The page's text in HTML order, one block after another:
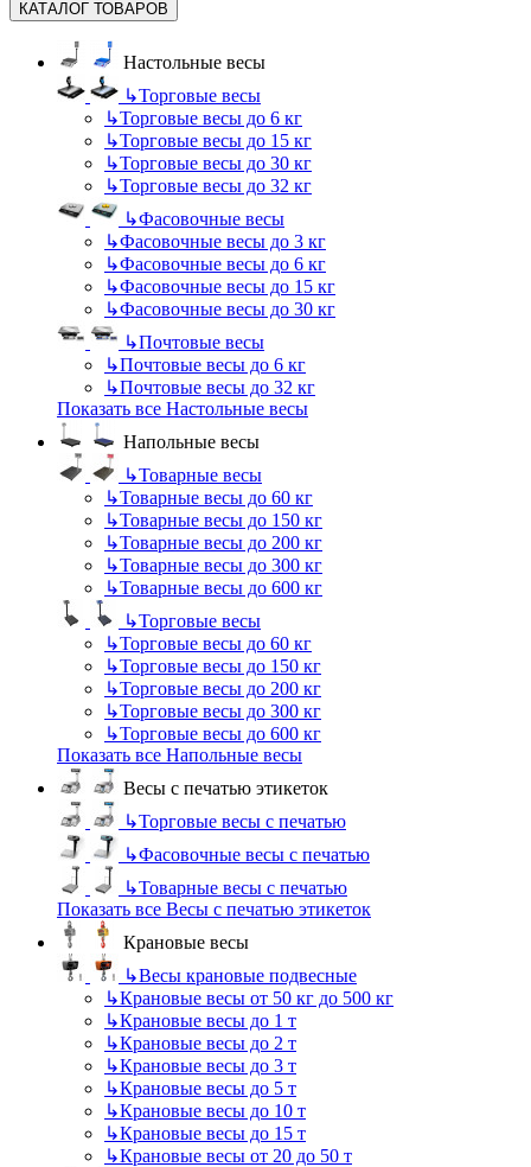
КАТАЛОГ ТОВАРОВ
Настольные весы
↳Торговые весы
↳Торговые весы до 6 кг
↳Торговые весы до 15 кг
↳Торговые весы до 30 кг
↳Торговые весы до 32 кг
↳Фасовочные весы
↳Фасовочные весы до 3 кг
↳Фасовочные весы до 6 кг
↳Фасовочные весы до 15 кг
↳Фасовочные весы до 30 кг
↳Почтовые весы
↳Почтовые весы до 6 кг
↳Почтовые весы до 32 кг
Показать все Настольные весы
Напольные весы
↳Товарные весы
↳Товарные весы до 60 кг
↳Товарные весы до 150 кг
↳Товарные весы до 200 кг
↳Товарные весы до 300 кг
↳Товарные весы до 600 кг
↳Торговые весы
↳Торговые весы до 60 кг
↳Торговые весы до 150 кг
↳Торговые весы до 200 кг
↳Торговые весы до 300 кг
↳Торговые весы до 600 кг
Показать все Напольные весы
Весы с печатью этикеток
↳Торговые весы с печатью
↳Фасовочные весы с печатью
↳Товарные весы с печатью
Показать все Весы с печатью этикеток
Крановые весы
↳Весы крановые подвесные
↳Крановые весы от 50 кг до 500 кг
↳Крановые весы до 1 т
↳Крановые весы до 2 т
↳Крановые весы до 3 т
↳Крановые весы до 5 т
↳Крановые весы до 10 т
↳Крановые весы до 15 т
↳Крановые весы от 20 до 50 т